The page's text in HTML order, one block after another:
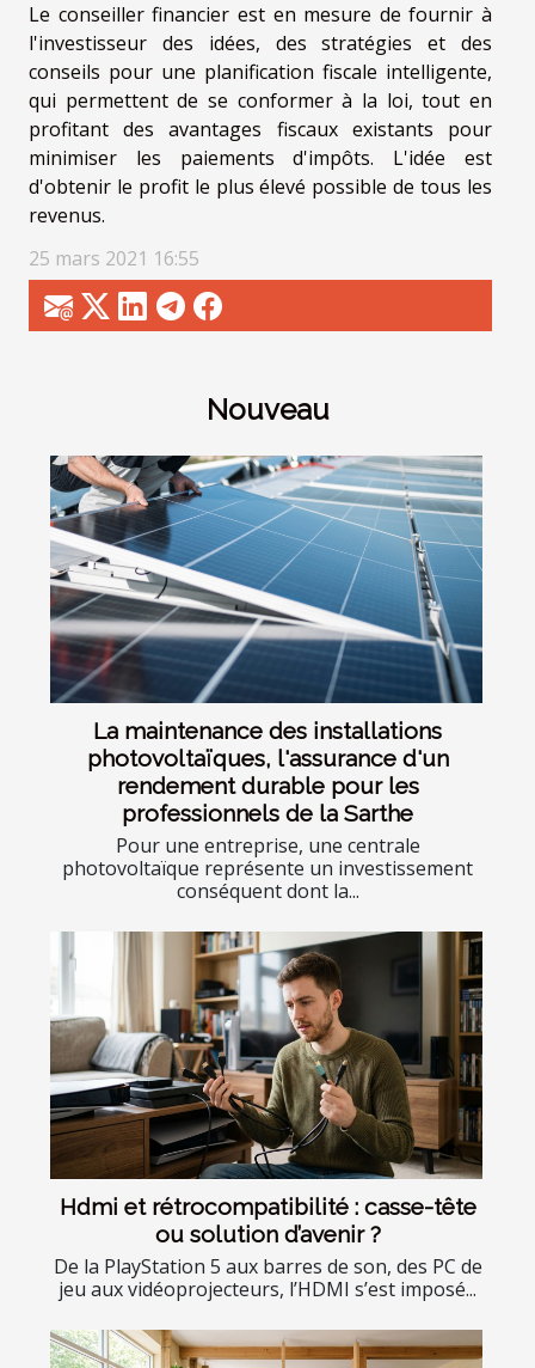
Le conseiller financier est en mesure de fournir à
l'investisseur des idées, des stratégies et des
conseils pour une planification fiscale intelligente,
qui permettent de se conformer à la loi, tout en
profitant des avantages fiscaux existants pour
minimiser les paiements d'impôts. L'idée est
d'obtenir le profit le plus élevé possible de tous les
revenus.
25 mars 2021 16:55
Nouveau
La maintenance des installations
photovoltaïques, l'assurance d'un
rendement durable pour les
professionnels de la Sarthe
Pour une entreprise, une centrale
photovoltaïque représente un investissement
conséquent dont la...
Hdmi et rétrocompatibilité : casse-tête
ou solution d’avenir ?
De la PlayStation 5 aux barres de son, des PC de
jeu aux vidéoprojecteurs, l’HDMI s’est imposé...